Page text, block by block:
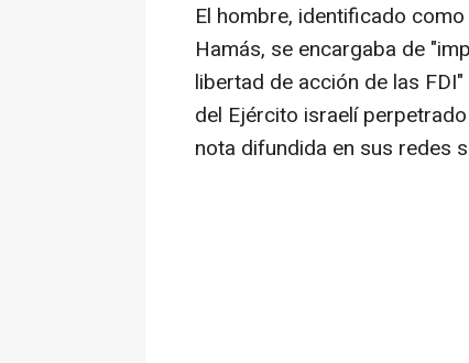
El hombre, identificado
Hamás, se encargaba de
libertad de acción de las
del Ejército israelí
nota difundida en sus redes